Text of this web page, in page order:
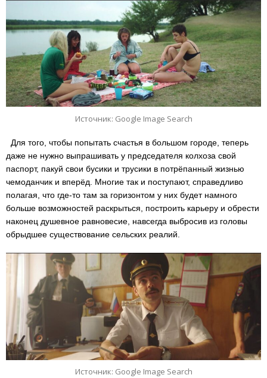
Источник: Google Image Search
Для того, чтобы попытать счастья в большом городе, теперь
даже не нужно выпрашивать у председателя колхоза свой
паспорт, пакуй свои бусики и трусики в потрёпанный жизнью
чемоданчик и вперёд. Многие так и поступают, справедливо
полагая, что где-то там за горизонтом у них будет намного
больше возможностей раскрыться, построить карьеру и обрести
наконец душевное равновесие, навсегда выбросив из головы
обрыдшее существование сельских реалий.
Источник: Google Image Search